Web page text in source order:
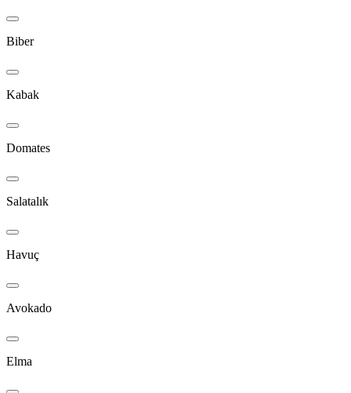
Biber
Kabak
Domates
Salatalık
Havuç
Avokado
Elma